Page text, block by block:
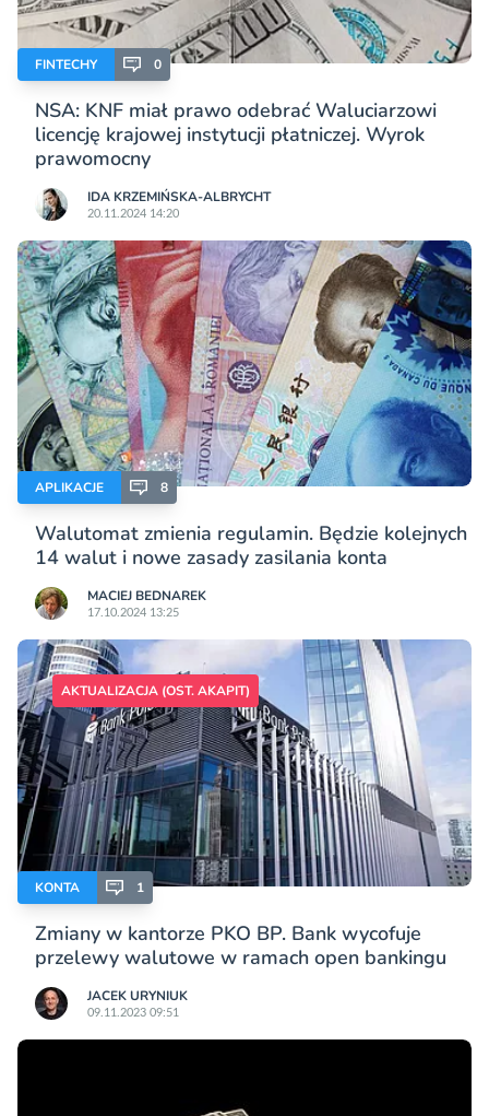
FINTECHY 0
NSA: KNF miał prawo odebrać Waluciarzowi
licencję krajowej instytucji płatniczej. Wyrok
prawomocny
IDA KRZEMIŃSKA-ALBRYCHT
20.11.2024 14:20
APLIKACJE 8
Walutomat zmienia regulamin. Będzie kolejnych
14 walut i nowe zasady zasilania konta
MACIEJ BEDNAREK
17.10.2024 13:25
AKTUALIZACJA (OST. AKAPIT)
KONTA 1
Zmiany w kantorze PKO BP. Bank wycofuje
przelewy walutowe w ramach open bankingu
JACEK URYNIUK
09.11.2023 09:51